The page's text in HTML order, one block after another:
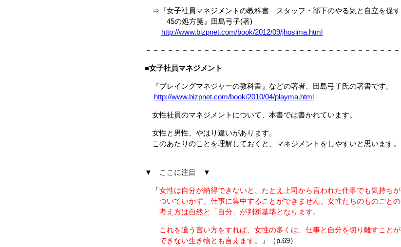
⇒『女子社員マネジメントの教科書―スタッフ・部下のやる気と自立を促す
45の処方箋』田島弓子(著)
http://www.bizpnet.com/book/2012/09/jhosima.html
－－－－－－－－－－－－－－－－－－－－－－－－－－－－－－－－－－－
■女子社員マネジメント
『プレイングマネジャーの教科書』などの著者、田島弓子氏の著書です。
http://www.bizpnet.com/book/2010/04/playma.html
女性社員のマネジメントについて、本書では書かれています。
女性と男性、やはり違いがあります。
このあたりのことを理解しておくと、マネジメントをしやすいと思います。
▼ ここに注目 ▼
「女性は自分が納得できないと、たとえ上司から言われた仕事でも気持ちが
ついていかず、仕事に集中することができません。女性たちのものごとの
考え方は自然と「自分」が判断基準となります。
これを違う言い方をすれば、女性の多くは、仕事と自分を切り離すことが
できない生き物とも言えます。
」（p.69）